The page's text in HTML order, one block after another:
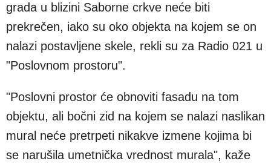
grada u blizini Saborne crkve neće biti
prekrečen, iako su oko objekta na kojem se on
nalazi postavljene skele, rekli su za Radio 021 u
"Poslovnom prostoru".
"Poslovni prostor će obnoviti fasadu na tom
objektu, ali bočni zid na kojem se nalazi naslikan
mural neće pretrpeti nikakve izmene kojima bi
se narušila umetnička vrednost murala", kaže